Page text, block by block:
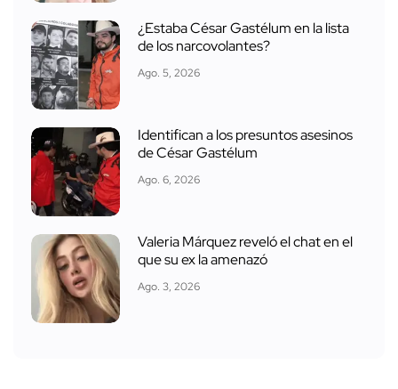
¿Estaba César Gastélum en la lista
de los narcovolantes?
Ago. 5, 2026
Identifican a los presuntos asesinos
de César Gastélum
Ago. 6, 2026
Valeria Márquez reveló el chat en el
que su ex la amenazó
Ago. 3, 2026